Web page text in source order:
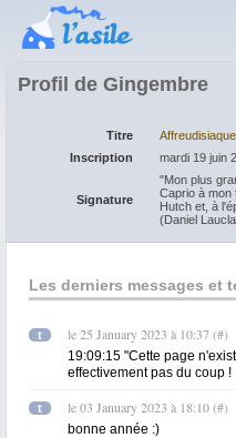
Profil de Gingembre
Titre
Affreudisiaque
Inscription
mardi 19 juin
Signature
"Mon plus
Caprio à mon
Hutch et, à
(Daniel
Les derniers messages et
t le 25 January 2023 à 10:37(#)
19:09:15 "Cette page
effectivement pas du coup !
t le 03 January 2023 à 18:10(#)
bonne année :)